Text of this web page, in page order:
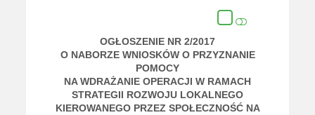
OGŁOSZENIE NR 2/2017
O NABORZE WNIOSKÓW O PRZYZNANIE
POMOCY
NA WDRAŻANIE OPERACJI W RAMACH
STRATEGII ROZWOJU LOKALNEGO
KIEROWANEGO PRZEZ SPOŁECZNOŚĆ NA